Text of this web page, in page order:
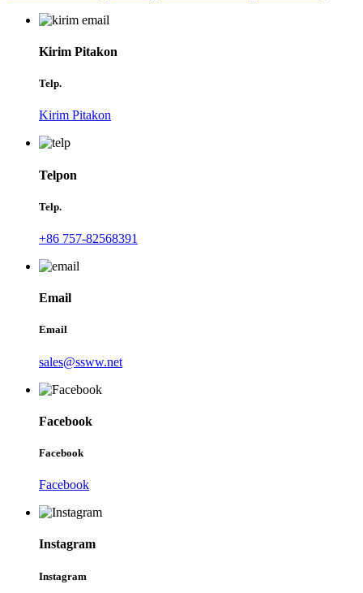
Kirim Pitakon
Telp.
Kirim Pitakon
Telpon
Telp.
+86 757-82568391
Email
Email
sales@ssww.net
Facebook
Facebook
Facebook
Instagram
Instagram